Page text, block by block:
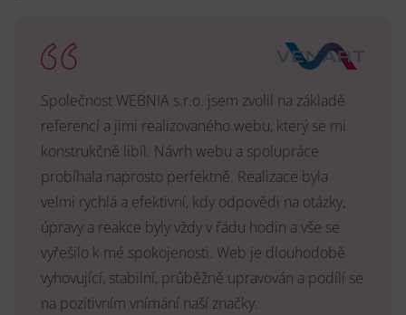
Společnost WEBNIA s.r.o. jsem zvolil na základě
referencí a jimi realizovaného webu, který se mi
konstrukčně libíl. Návrh webu a spolupráce
probíhala naprosto perfektně. Realizace byla
velmi rychlá a efektivní, kdy odpovědi na otázky,
úpravy a reakce byly vždy v řádu hodin a vše se
vyřešilo k mé spokojenosti. Web je dlouhodobě
vyhovující, stabilní, průběžně upravován a podílí se
na pozitivním vnímání naší značky.